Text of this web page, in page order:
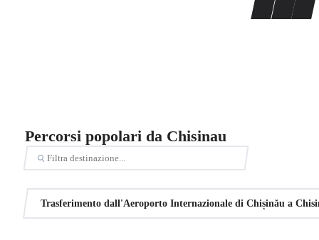
Percorsi popolari da Chisinau
Trasferimento dall'Aeroporto Internazionale di Chișinău a